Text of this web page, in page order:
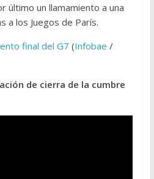
último un llamamiento a una
a los Juegos de París.
final del G7 (Infobae /
de cierra de la cumbre